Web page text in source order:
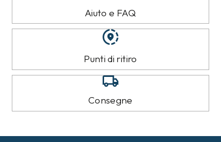
Aiuto e FAQ
Punti di ritiro
Consegne